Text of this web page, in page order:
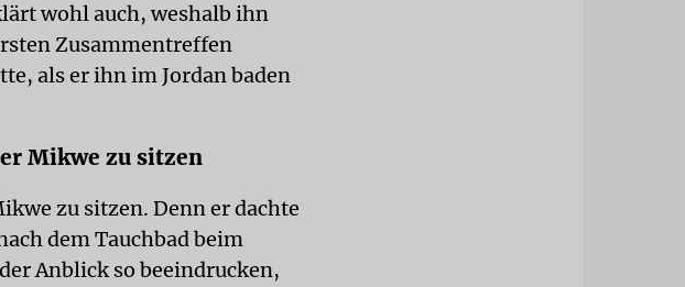
wohl auch, weshalb ihn
Zusammentreffen
als er ihn im Jordan baden
Mikwe zu sitzen
zu sitzen. Denn er dachte
dem Tauchbad beim
Anblick so beeindrucken,